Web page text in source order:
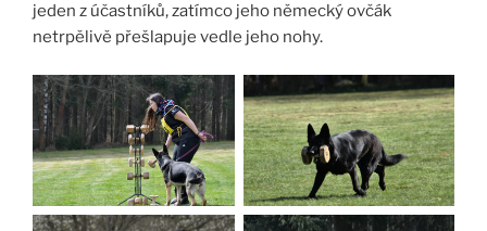
jeden z účastníků, zatímco jeho německý ovčák
netrpělivě přešlapuje vedle jeho nohy.